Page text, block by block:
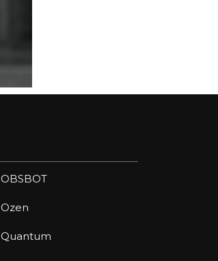
OBSBOT
Ozen
Quantum